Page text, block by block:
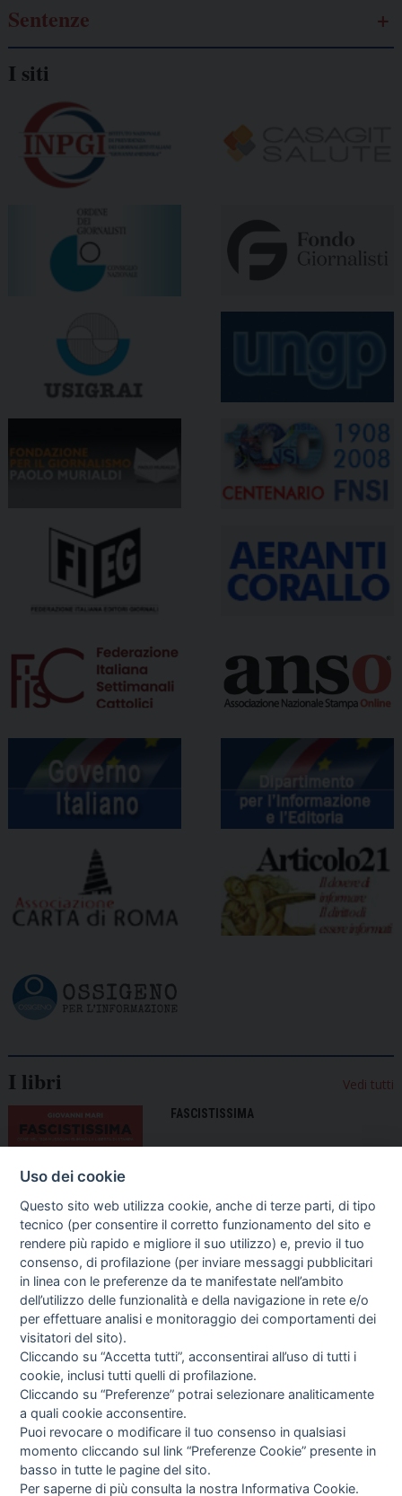
Sentenze
I siti
I libri Vedi tutti
FASCISTISSIMA
Uso dei cookie
Questo sito web utilizza cookie, anche di terze parti, di tipo
tecnico (per consentire il corretto funzionamento del sito e
rendere più rapido e migliore il suo utilizzo) e, previo il tuo
consenso, di profilazione (per inviare messaggi pubblicitari
in linea con le preferenze da te manifestate nell’ambito
dell’utilizzo delle funzionalità e della navigazione in rete e/o
per effettuare analisi e monitoraggio dei comportamenti dei
visitatori del sito).
Cliccando su “Accetta tutti”, acconsentirai all’uso di tutti i
cookie, inclusi tutti quelli di profilazione.
Cliccando su “Preferenze” potrai selezionare analiticamente
a quali cookie acconsentire.
Puoi revocare o modificare il tuo consenso in qualsiasi
momento cliccando sul link “Preferenze Cookie” presente in
basso in tutte le pagine del sito.
Per saperne di più consulta la nostra Informativa Cookie.